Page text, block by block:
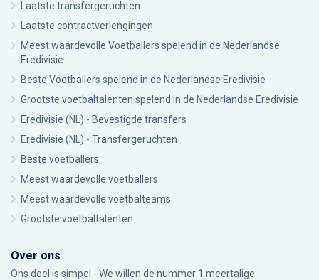
Laatste transfergeruchten
Laatste contractverlengingen
Meest waardevolle Voetballers spelend in de Nederlandse
Eredivisie
Beste Voetballers spelend in de Nederlandse Eredivisie
Grootste voetbaltalenten spelend in de Nederlandse Eredivisie
Eredivisie (NL) - Bevestigde transfers
Eredivisie (NL) - Transfergeruchten
Beste voetballers
Meest waardevolle voetballers
Meest waardevolle voetbalteams
Grootste voetbaltalenten
Over ons
Ons doel is simpel - We willen de nummer 1 meertalige